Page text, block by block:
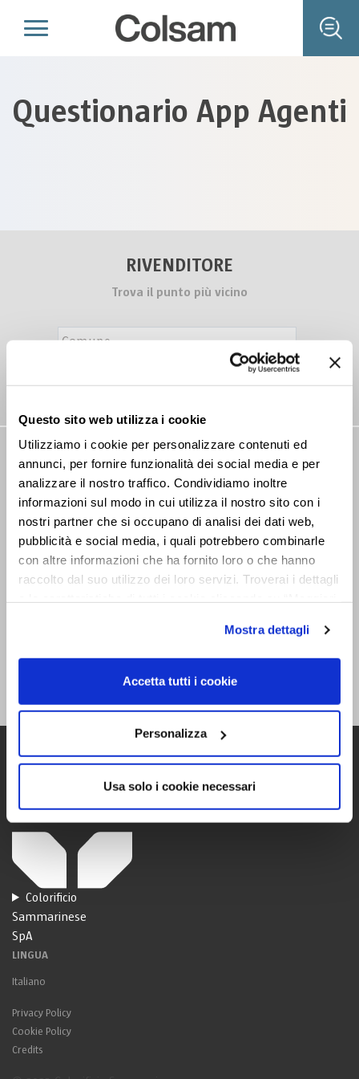
Questo sito web utilizza i cookie
Utilizziamo i cookie per personalizzare contenuti ed
annunci, per fornire funzionalità dei social media e per
analizzare il nostro traffico. Condividiamo inoltre
informazioni sul modo in cui utilizza il nostro sito con i
nostri partner che si occupano di analisi dei dati web,
pubblicità e social media, i quali potrebbero combinarle
con altre informazioni che ha fornito loro o che hanno
raccolto dal suo utilizzo dei loro servizi. Troverai i dettagli
cookie accettare. Per ulteriori informazioni consulta
lacookie policy.
Mostra dettagli
Accetta tutti i cookie
Personalizza
Usa solo i cookie necessari
Questionario App Agenti
RIVENDITORE
Trova il punto più vicino
NEWSLETTER
Rimani aggiornato su tutte le novitá
Dichiaro di aver preso visione
dell’informativa sul trattamento ai sensi
dell’art. 13 del Regolamento UE
679/2016
Colorificio
Sammarinese
SpA
LINGUA
Italiano
Privacy Policy
Cookie Policy
Credits